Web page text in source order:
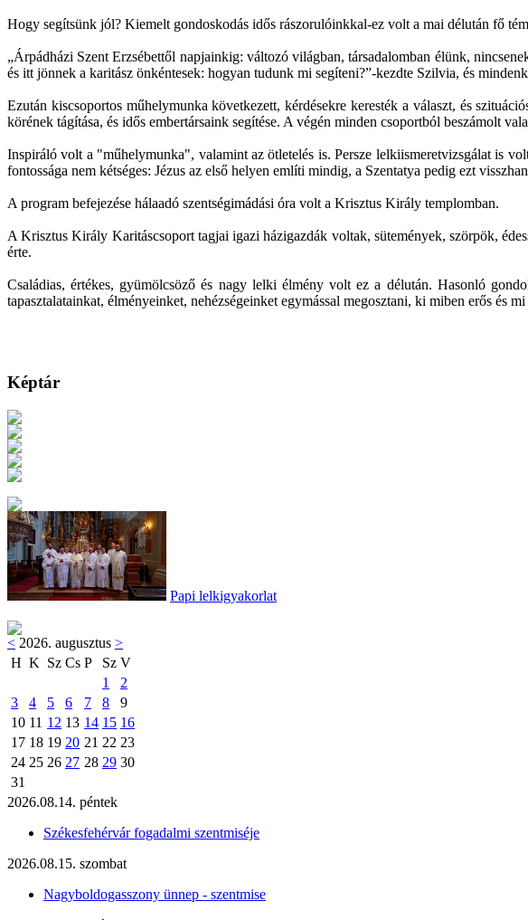
Hogy segítsünk jól? Kiemelt gondoskodás idős rászorulóinkkal-ez volt a mai délután fő
„Árpádházi Szent Erzsébettől napjainkig: változó világban, társadalomban élünk,
és itt jönnek a karitász önkéntesek: hogyan tudunk mi segíteni?”-kezdte Szilvia, és
Ezután kiscsoportos műhelymunka következett, kérdésekre keresték a választ, és
körének tágítása, és idős embertársaink segítése. A végén minden csoportból beszámolt
Inspiráló volt a "műhelymunka", valamint az ötletelés is. Persze lelkiismeretvizsgálat is
fontossága nem kétséges: Jézus az első helyen említi mindig, a Szentatya pedig ezt
A program befejezése hálaadó szentségimádási óra volt a Krisztus Király templomban.
A Krisztus Király Karitáscsoport tagjai igazi házigazdák voltak, sütemények, szörpök,
érte.
Családias, értékes, gyümölcsöző és nagy lelki élmény volt ez a délután. Hasonló
tapasztalatainkat, élményeinket, nehézségeinket egymással megosztani, ki miben erős és
Képtár
Papi lelkigyakorlat
< 2026. augusztus >
H K Sz Cs P Sz V
1
2
3
4 5 6 7 8
9
10 11 12 13 14 15 16
17 18 19 20 21 22 23
24 25 26 27 28 29 30
31
2026.08.14. péntek
Székesfehérvár fogadalmi szentmiséje
2026.08.15. szombat
Nagyboldogasszony ünnep - szentmise